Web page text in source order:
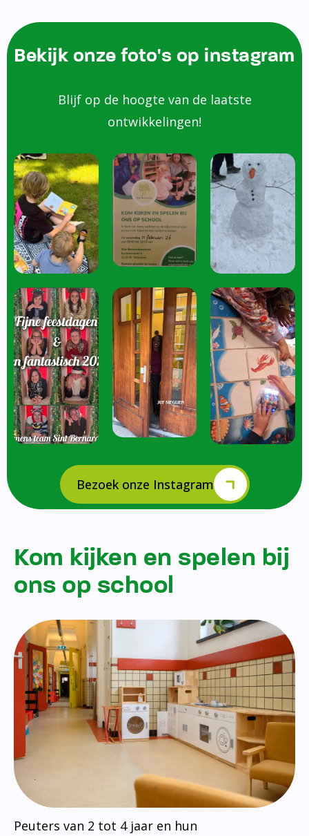
Bekijk onze foto's op instagram
Blijf op de hoogte van de laatste
ontwikkelingen!
Bezoek onze Instagram
Kom kijken en spelen bij
ons op school
Peuters van 2 tot 4 jaar en hun